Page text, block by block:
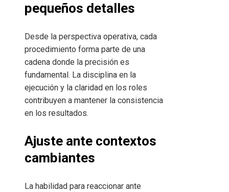
pequeños detalles
Desde la perspectiva operativa, cada
procedimiento forma parte de una
cadena donde la precisión es
fundamental. La disciplina en la
ejecución y la claridad en los roles
contribuyen a mantener la consistencia
en los resultados.
Ajuste ante contextos
cambiantes
La habilidad para reaccionar ante